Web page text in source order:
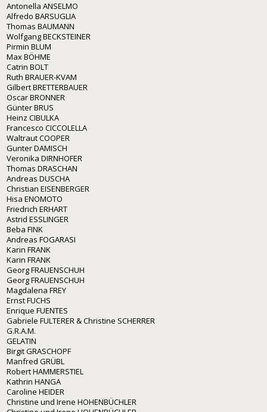
Antonella ANSELMO
Alfredo BARSUGLIA
Thomas BAUMANN
Wolfgang BECKSTEINER
Pirmin BLUM
Max BÖHME
Catrin BOLT
Ruth BRAUER-KVAM
Gilbert BRETTERBAUER
Oscar BRONNER
Günter BRUS
Heinz CIBULKA
Francesco CICCOLELLA
Waltraut COOPER
Gunter DAMISCH
Veronika DIRNHOFER
Thomas DRASCHAN
Andreas DUSCHA
Christian EISENBERGER
Hisa ENOMOTO
Friedrich ERHART
Astrid ESSLINGER
Beba FINK
Andreas FOGARASI
Karin FRANK
Karin FRANK
Georg FRAUENSCHUH
Georg FRAUENSCHUH
Magdalena FREY
Ernst FUCHS
Enrique FUENTES
Gabriele FULTERER & Christine SCHERRER
G.R.A.M.
GELATIN
Birgit GRASCHOPF
Manfred GRÜBL
Robert HAMMERSTIEL
Kathrin HANGA
Caroline HEIDER
Christine und Irene HOHENBÜCHLER